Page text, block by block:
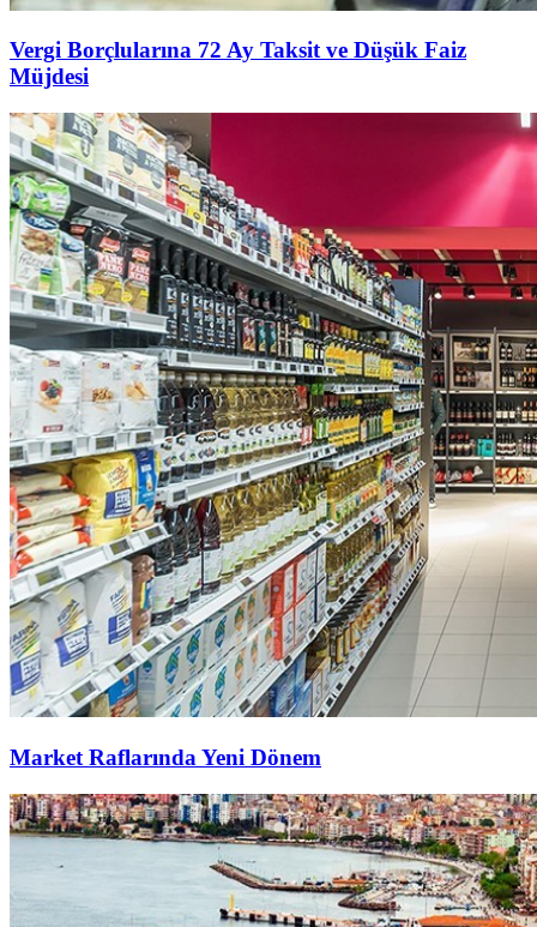
Vergi Borçlularına 72 Ay Taksit ve Düşük Faiz
Müjdesi
Market Raflarında Yeni Dönem